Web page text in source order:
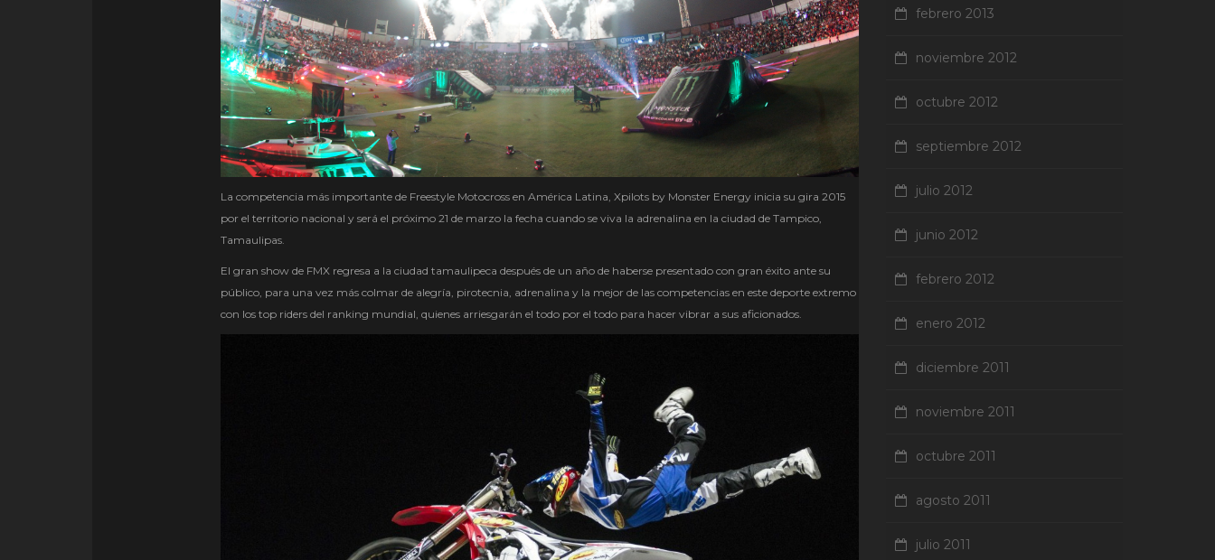
La competencia más importante de Freestyle Motocross en América Latina, Xpilots by Monster Energy inicia su gira 2015
por el territorio nacional y será el próximo 21 de marzo la fecha cuando se viva la adrenalina en la ciudad de Tampico,
Tamaulipas.
El gran show de FMX regresa a la ciudad tamaulipeca después de un año de haberse presentado con gran éxito ante su
público, para una vez más colmar de alegría, pirotecnia, adrenalina y la mejor de las competencias en este deporte extremo
con los top riders del ranking mundial, quienes arriesgarán el todo por el todo para hacer vibrar a sus aficionados.
febrero 2013
noviembre 2012
octubre 2012
septiembre 2012
julio 2012
junio 2012
febrero 2012
enero 2012
diciembre 2011
noviembre 2011
octubre 2011
agosto 2011
julio 2011